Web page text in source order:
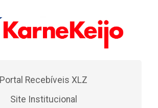
Portal Recebíveis XLZ
Site Institucional